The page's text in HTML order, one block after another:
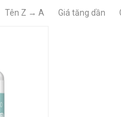
Tên Z → A Giá tăng dần